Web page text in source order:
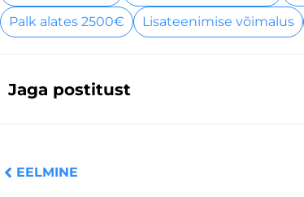
Palk alates 2500€
Lisateenimise võimalus
Jaga postitust
EELMINE